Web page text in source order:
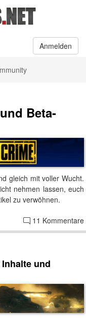
Anmelden
Beta-
gleich mit voller Wucht.
nehmen lassen, euch
zu verwöhnen.
11 Kommentare
und